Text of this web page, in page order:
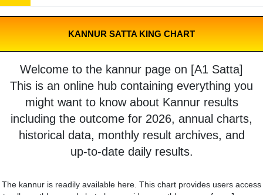
KANNUR SATTA KING CHART
Welcome to the kannur page on [A1 Satta]
This is an online hub containing everything you
might want to know about Kannur results
including the outcome for 2026, annual charts,
historical data, monthly result archives, and
up-to-date daily results.
The kannur is readily available here. This chart provides users access